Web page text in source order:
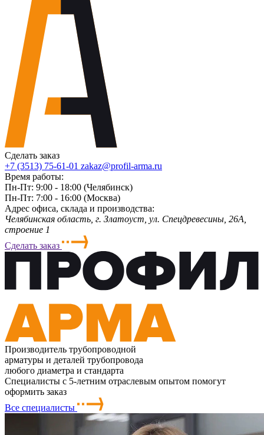
Сделать заказ
+7 (3513) 75-61-01 zakaz@profil-arma.ru
Время работы:
Пн-Пт: 9:00 - 18:00 (Челябинск)
Пн-Пт: 7:00 - 16:00 (Москва)
Адрес офиса, склада и производства:
Челябинская область, г. Злaтoycт, ул. Спецдревесины, 26А,
строение 1
Сделать заказ
Производитель трубопроводной
арматуры и деталей трубопровода
любого диаметра и стандарта
Специалисты с 5-летним отраслевым опытом помогут
оформить заказ
Все специалисты